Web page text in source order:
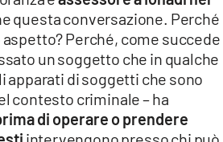
questa conversazione. Perché
Perché, come succede
un soggetto che in qualche
apparati di soggetti che sono
contesto criminale – ha
di operare o prendere